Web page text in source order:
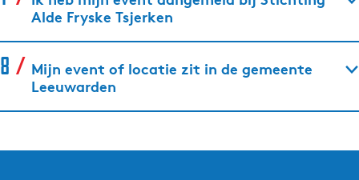
Alde Fryske Tsjerken
Mijn event of locatie zit in de gemeente
Leeuwarden